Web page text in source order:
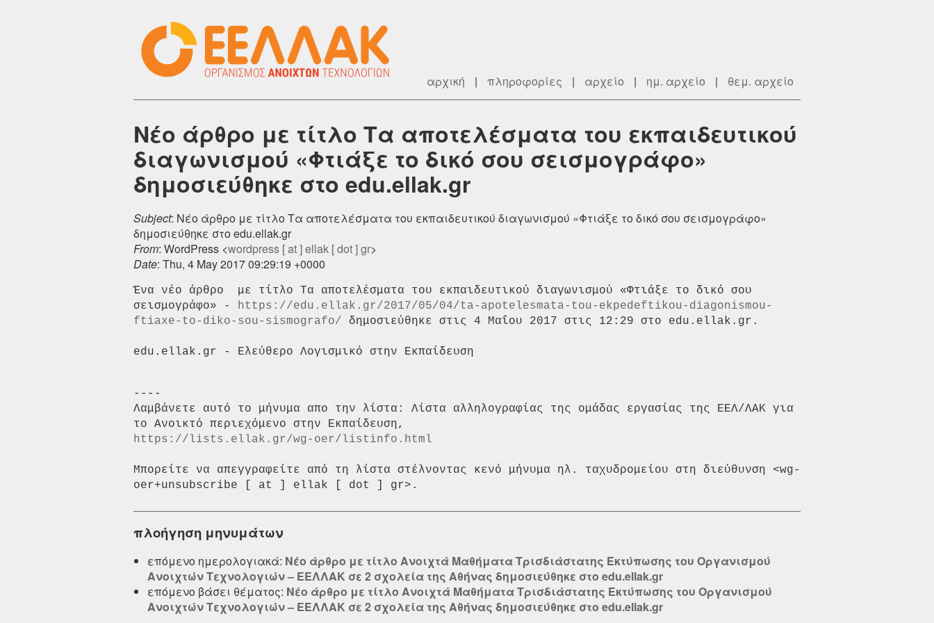
αρχική | πληροφορίες | αρχείο | ημ. αρχείο | θεμ. αρχείο
Νέο άρθρο με τίτλο Τα αποτελέσματα του εκπαιδευτικού
διαγωνισμού «Φτιάξε το δικό σου σεισμογράφο»
δημοσιεύθηκε στο edu.ellak.gr
Subject: Νέο άρθρο με τίτλο Τα αποτελέσματα του εκπαιδευτικού διαγωνισμού «Φτιάξε το δικό σου σεισμογράφο»
δημοσιεύθηκε στο edu.ellak.gr
From: WordPress <wordpress [ at ] ellak [ dot ] gr>
Date: Thu, 4 May 2017 09:29:19 +0000
Ένα νέο άρθρο  με τίτλο Τα αποτελέσματα του εκπαιδευτικού διαγωνισμού «Φτιάξε το δικό σου
σεισμογράφο» - https://edu.ellak.gr/2017/05/04/ta-apotelesmata-tou-ekpedeftikou-diagonismou-
ftiaxe-to-diko-sou-sismografo/
δημοσιεύθηκε στις 4 Μαΐου 2017 στις 12:29 στο edu.ellak.gr.
----
Λαμβάνετε αυτό το μήνυμα απο την λίστα: Λίστα αλληλογραφίας της ομάδας εργασίας της ΕΕΛ/ΛΑΚ για
https://lists.ellak.gr/wg-oer/listinfo.html
Μπορείτε να απεγγραφείτε από τη λίστα στέλνοντας κενό μήνυμα ηλ. ταχυδρομείου στη διεύθυνση <wg-
πλοήγηση μηνυμάτων
επόμενο ημερολογιακά: Νέο άρθρο με τίτλο Ανοιχτά Μαθήματα Τρισδιάστατης Εκτύπωσης του Οργανισμού
Ανοιχτών Τεχνολογιών – ΕΕΛΛΑΚ σε 2 σχολεία της Αθήνας δημοσιεύθηκε στο edu.ellak.gr
επόμενο βάσει θέματος: Νέο άρθρο με τίτλο Ανοιχτά Μαθήματα Τρισδιάστατης Εκτύπωσης του Οργανισμού
Ανοιχτών Τεχνολογιών – ΕΕΛΛΑΚ σε 2 σχολεία της Αθήνας δημοσιεύθηκε στο edu.ellak.gr